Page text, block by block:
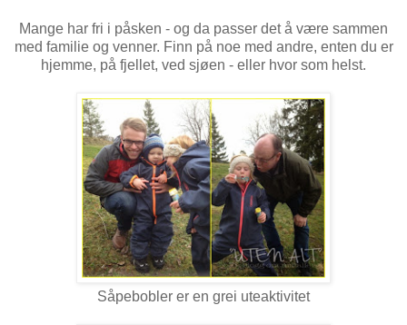
Mange har fri i påsken - og da passer det å være sammen
med familie og venner. Finn på noe med andre, enten du er
hjemme, på fjellet, ved sjøen - eller hvor som helst.
Såpebobler er en grei uteaktivitet